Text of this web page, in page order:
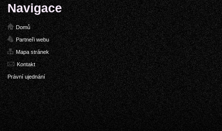
Navigace
Domů
Partneři webu
Mapa stránek
Kontakt
Právní ujednání